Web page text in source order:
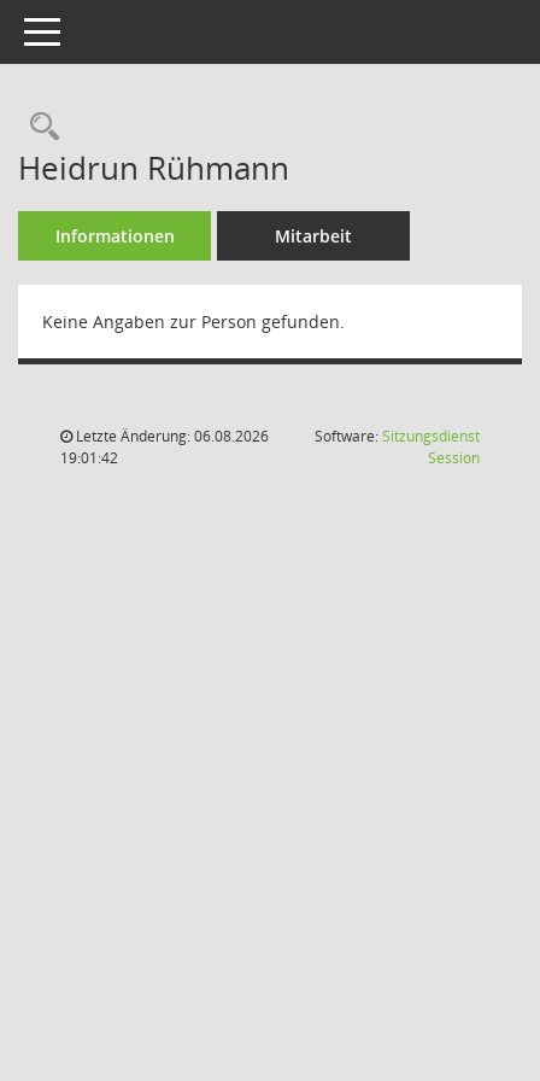
Toggle navigation
Rechercheauswahl
Heidrun Rühmann
Informationen Mitarbeit
Keine Angaben zur Person gefunden.
Letzte Änderung: 06.08.2026
19:01:42
Software:Sitzungsdienst
Session(Wird in